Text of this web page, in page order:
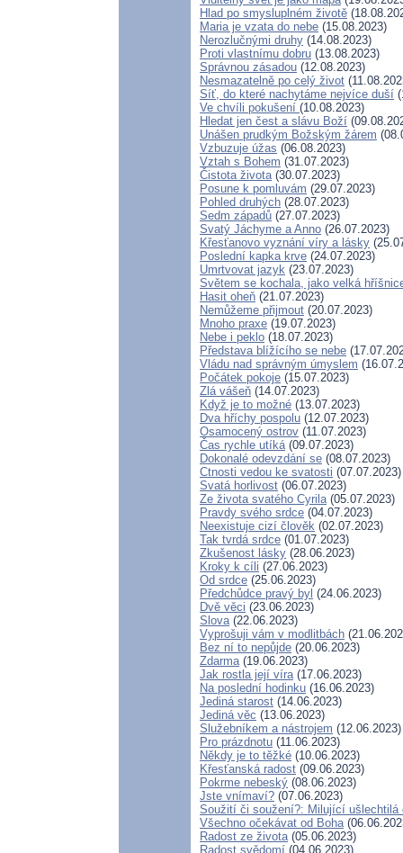
Hlad po smysluplném životě
Maria je vzata do nebe (15.08.2023)
Nerozlučnými druhy (14.08.2023)
Proti vlastnímu dobru (13.08.2023)
Správnou zásadou (12.08.2023)
Nesmazatelně po celý život
Síť, do které nachytáme nejvíce duší
Ve chvíli pokušení (10.08.2023)
Hledat jen čest a slávu Boží
Unášen prudkým Božským žárem
Vzbuzuje úžas (06.08.2023)
Vztah s Bohem (31.07.2023)
Čistota života(30.07.2023)
Posune k pomluvám (29.07.2023)
Pohled druhých (28.07.2023)
Sedm západů (27.07.2023)
Svatý Jáchyme a Anno (26.07.2023)
Křesťanovo vyznání víry a lásky
Poslední kapka krve (24.07.2023)
Umrtvovat jazyk (23.07.2023)
Světem se kochala, jako velká
Hasit oheň (21.07.2023)
Nemůžeme přijmout (20.07.2023)
Mnoho praxe (19.07.2023)
Nebe i peklo (18.07.2023)
Představa blížícího se nebe
Vládu nad správným úmyslem
Počátek pokoje (15.07.2023)
Zlá vášeň (14.07.2023)
Když je to možné (13.07.2023)
Dva hříchy pospolu (12.07.2023)
Osamocený ostrov (11.07.2023)
Čas rychle utíká(09.07.2023)
Dokonalé odevzdání se (08.07.2023)
Ctnosti vedou ke svatosti (07.07.2023)
Svatá horlivost (06.07.2023)
Ze života svatého Cyrila(05.07.2023)
Pravdy svého srdce (04.07.2023)
Neexistuje cizí člověk (02.07.2023)
Tak tvrdá srdce (01.07.2023)
Zkušenost lásky (28.06.2023)
Kroky k cíli (27.06.2023)
Od srdce (25.06.2023)
Předchůdce pravý byl (24.06.2023)
Dvě věci (23.06.2023)
Slova(22.06.2023)
Vyprošuji vám v modlitbách
Bez ní to nepůjde (20.06.2023)
Zdarma(19.06.2023)
Jak rostla její víra(17.06.2023)
Na poslední hodinku (16.06.2023)
Jediná starost (14.06.2023)
Jediná věc (13.06.2023)
Služebníkem a nástrojem (12.06.2023)
Pro prázdnotu (11.06.2023)
Někdy je to těžké (10.06.2023)
Křesťanská radost (09.06.2023)
Pokrme nebeský (08.06.2023)
Jste vnímaví? (07.06.2023)
Soužití či soužení?: Milující ušlechtilá
Všechno očekávat od Boha
Radost ze života(05.06.2023)
Radost svědomí (04.06.2023)